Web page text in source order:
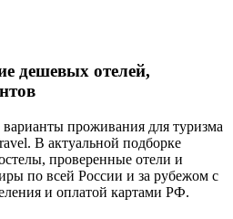
дешевых отелей,
проживания для туризма
В актуальной подборке
проверенные отели и
по всей России и за рубежом с
и оплатой картами РФ.